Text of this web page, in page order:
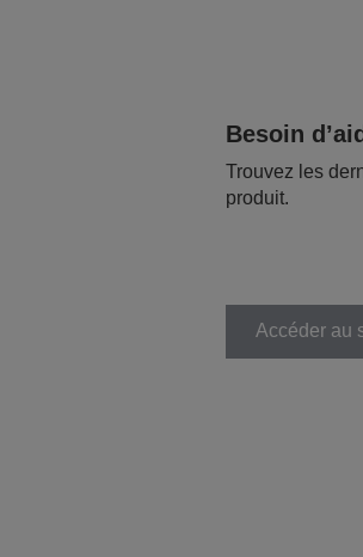
Besoin
Trouvez les
produit.
Accéder au